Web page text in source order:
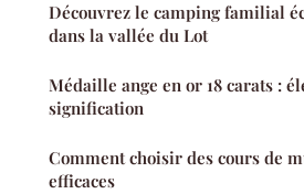
Découvrez le camping familial
dans la vallée du Lot
Médaille ange en or 18 carats :
signification
Comment choisir des cours de
efficaces